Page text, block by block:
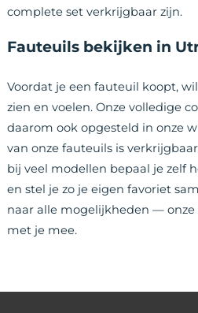
complete set verkrijgbaar zijn.
Fauteuils bekijken in
Voordat je een fauteuil koopt,
zien en voelen. Onze volledige
daarom ook opgesteld in onze
van onze fauteuils is
bij veel modellen bepaal je zelf
en stel je zo je eigen favoriet
naar alle mogelijkheden — onze
met je mee.